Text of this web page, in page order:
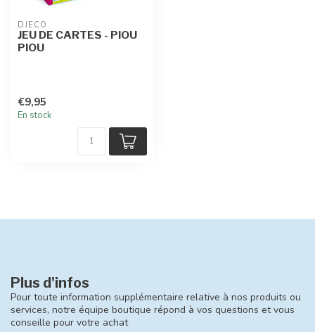
DJECO
JEU DE CARTES - PIOU
PIOU
€9,95
En stock
Plus d'infos
Pour toute information supplémentaire relative à nos produits ou
services, notre équipe boutique répond à vos questions et vous
conseille pour votre achat